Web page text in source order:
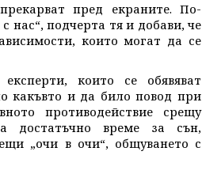
пред екраните. По-
нас“, подчерта тя и добави, че
които могат да се
които се обявяват
какъвто и да било повод при
противодействие срещу
достатъчно време за сън,
„очи в очи“, общуването с